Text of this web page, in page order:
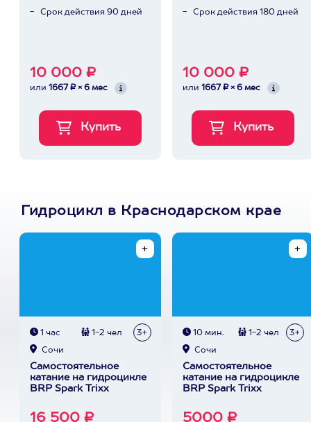
Срок действия 90 дней
10 000 ₽
или 1667 ₽ × 6 мес
Срок действия 180 дней
10 000 ₽
или 1667 ₽ × 6 мес
Гидроцикл в Краснодарском крае
1 час 1-2 чел 3+
Сочи
Самостоятельное
катание на гидроцикле
BRP Spark Trixx
16 500 ₽
10 мин. 1-2 чел 3+
Сочи
Самостоятельное
катание на гидроцикле
BRP Spark Trixx
5000 ₽